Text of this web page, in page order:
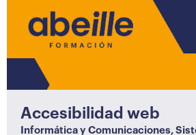
Accesibilidad web
Informática y Comunicaciones,